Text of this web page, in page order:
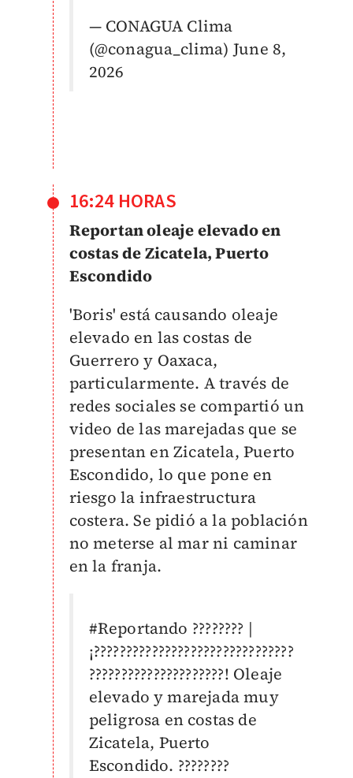
— CONAGUA Clima
(@conagua_clima) June 8,
2026
16:24 HORAS
Reportan oleaje elevado en
costas de Zicatela, Puerto
Escondido
'Boris' está causando oleaje
elevado en las costas de
Guerrero y Oaxaca,
particularmente. A través de
redes sociales se compartió un
video de las marejadas que se
presentan en Zicatela, Puerto
Escondido, lo que pone en
riesgo la infraestructura
costera. Se pidió a la población
no meterse al mar ni caminar
en la franja.
#Reportando ???????? |
¡???????????????????????????????
?????????????????????! Oleaje
elevado y marejada muy
peligrosa en costas de
Zicatela, Puerto
Escondido. ????????